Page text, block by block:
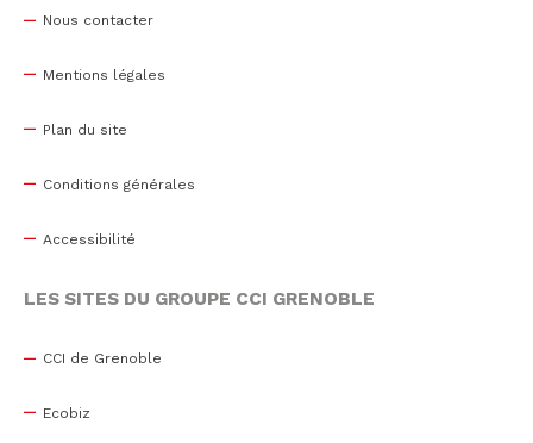
Nous contacter
Mentions légales
Plan du site
Conditions générales
Accessibilité
LES SITES DU GROUPE CCI GRENOBLE
CCI de Grenoble
Ecobiz